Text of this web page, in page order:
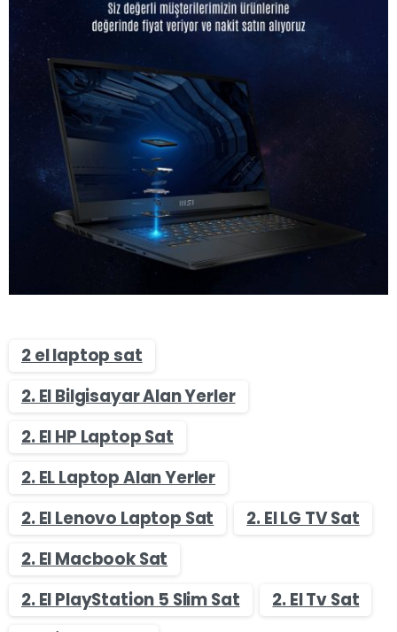
2 el laptop sat
2. El Bilgisayar Alan Yerler
2. El HP Laptop Sat
2. EL Laptop Alan Yerler
2. El Lenovo Laptop Sat
2. El LG TV Sat
2. El Macbook Sat
2. El PlayStation 5 Slim Sat
2. El Tv Sat